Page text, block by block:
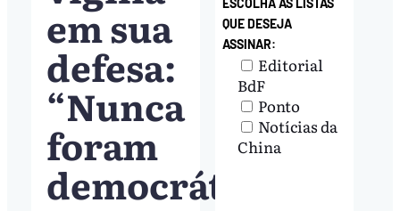
em sua
defesa:
“Nunca
foram
democráticos”
ESCOLHA AS LISTAS
QUE DESEJA
ASSINAR:
Editorial
BdF
Ponto
Notícias da
China